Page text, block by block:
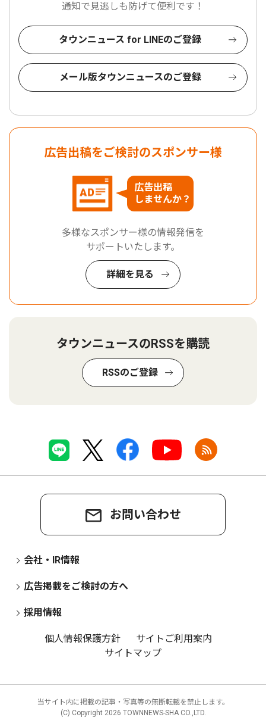
通知で見逃しも防げて便利です！
タウンニュース for LINEのご登録
メール版タウンニュースのご登録
広告出稿をご検討のスポンサー様
広告出稿
しませんか？
多様なスポンサー様の情報発信を
サポートいたします。
詳細を見る
タウンニュースのRSSを購読
RSSのご登録
お問い合わせ
会社・IR情報
広告掲載をご検討の方へ
採用情報
個人情報保護方針
サイトご利用案内
サイトマップ
当サイト内に掲載の記事・写真等の無断転載を禁止します。
(C) Copyright 2026 TOWNNEWS-SHA CO.,LTD.